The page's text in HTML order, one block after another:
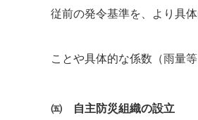
従前の発令基準を、より具
ことや具体的な係数（雨量等
㈤ 自主防災組織の設立